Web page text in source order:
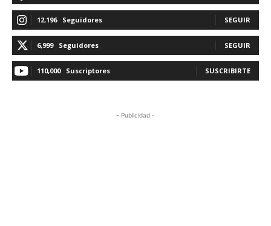
12,196 Seguidores SEGUIR
6,999 Seguidores SEGUIR
110,000 Suscriptores SUSCRIBIRTE
- Publicidad -